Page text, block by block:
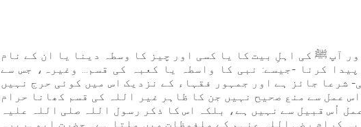
آپ ﷺ کی اہلِ بیت کا یا کسی اور چیز کا وسطہ دینا یا ان کے نام
پیدا کرنا -جیسے: نبی کا واسطہ یا کعبہ کی قسم... وغیرہ، جس سے
شرعا جائز ہے اور جمہور فقہاء کے نزدیک اس میں کوئی حرج نہیں
اس عمل سے منع صحیح نہیں جن کا ظاہر غیر اللہ کی قسم کھانا حرام
اُس قبیل سے نہیں ہے، بلکہ اس کا ذکر رسول اللہ صلی اللہ علیہ
کرام رضی اللہ عنہم کے ملفوظات میں ملتا ہے۔ حضرت ابوہریرہ